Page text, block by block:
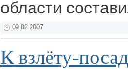
области
09.02.2007
К взлёту-